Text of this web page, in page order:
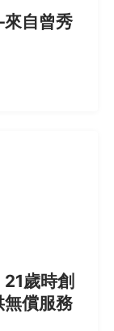
自曾秀
歲時創
償服務